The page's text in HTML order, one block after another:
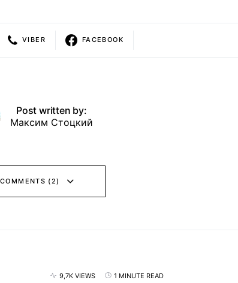
VIBER FACEBOOK
Post written by:
Максим Стоцкий
(2)
9,7K VIEWS 1 MINUTE READ